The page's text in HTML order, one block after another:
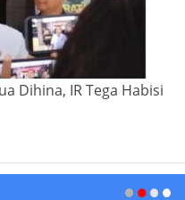
Dihina, IR Tega Habisi